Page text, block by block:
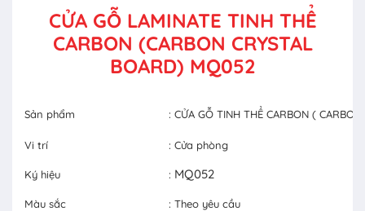
CỬA GỖ LAMINATE TINH THỂ
CARBON (CARBON CRYSTAL
BOARD) MQ052
Sản phẩm : CỬA GỖ TINH THỂ CARBON (
Vi trí : Cửa phòng
Ký hiệu : MQ052
Màu sắc : Theo yêu cầu